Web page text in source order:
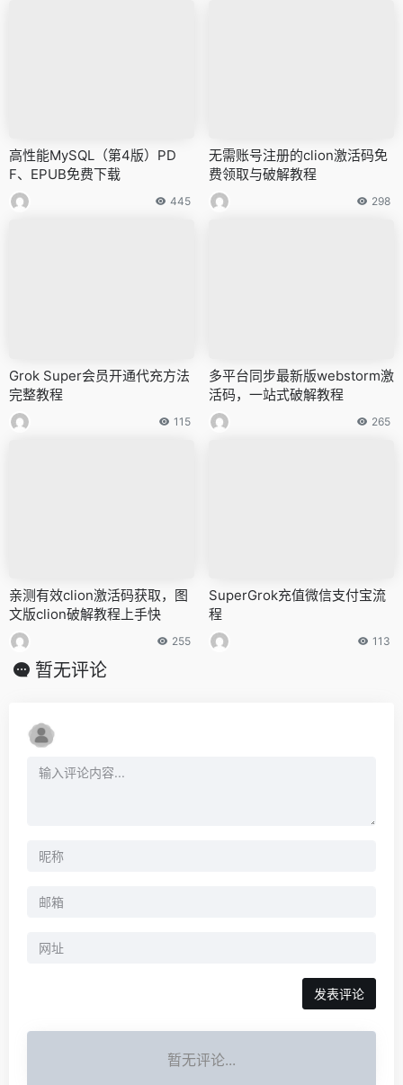
高性能MySQL（第4版）PD
F、EPUB免费下载
445
无需账号注册的clion激活码免
费领取与破解教程
298
Grok Super会员开通代充方法
完整教程
115
多平台同步最新版webstorm激
活码，一站式破解教程
265
亲测有效clion激活码获取，图
文版clion破解教程上手快
255
SuperGrok充值微信支付宝流
程
113
暂无评论
暂无评论...